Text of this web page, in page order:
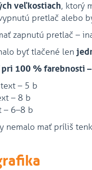
veľkostiach, ktorý
pretlač alebo
zapnutú pretlač –
byť tlačené len
100 % farebnosti
text – 5 b
– 8 b
– 6–8 b
nemalo mať príliš